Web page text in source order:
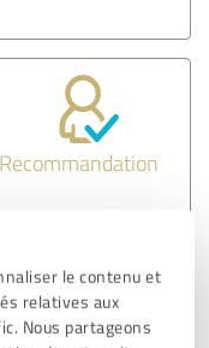
le contenu et
relatives aux
Nous partageons
Recommandation
depuis des